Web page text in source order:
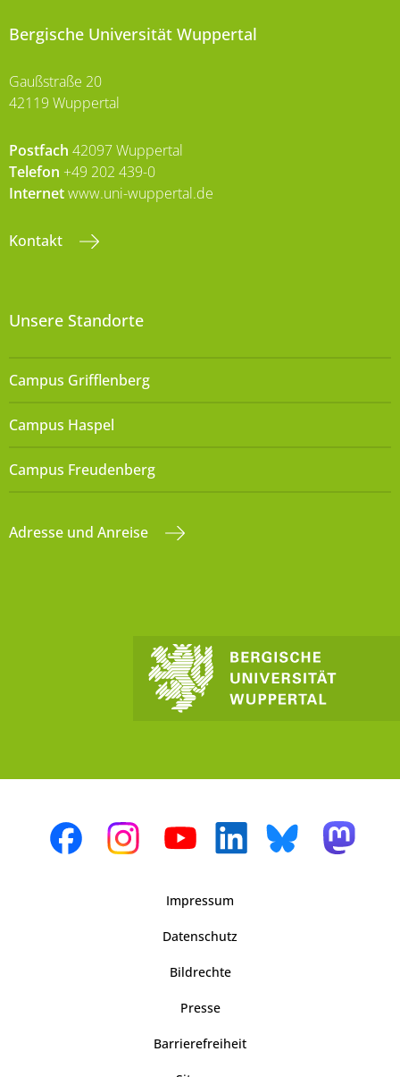
Bergische Universität Wuppertal
Gaußstraße 20
42119 Wuppertal
Postfach 42097 Wuppertal
Telefon +49 202 439-0
Internetwww.uni-wuppertal.de
Kontakt
Unsere Standorte
Campus Grifflenberg
Campus Haspel
Campus Freudenberg
Adresse und Anreise
Impressum
Datenschutz
Bildrechte
Presse
Barrierefreiheit